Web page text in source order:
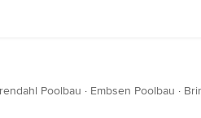
Poolbau · Embsen Poolbau ·